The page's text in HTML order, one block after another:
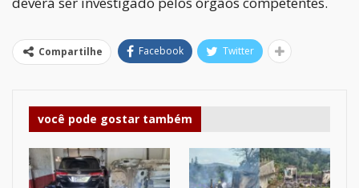
Compartilhe Facebook Twitter
você pode gostar também